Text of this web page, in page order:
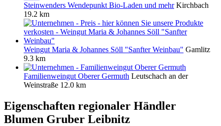
Steinwenders Wendepunkt Bio-Laden und mehr Kirchbach
19.2 km
Weingut Maria & Johannes Söll "Sanfter Weinbau" Gamlitz
9.3 km
Familienweingut Oberer Germuth Leutschach an der
Weinstraße 12.0 km
Eigenschaften regionaler Händler
Blumen Gruber Leibnitz